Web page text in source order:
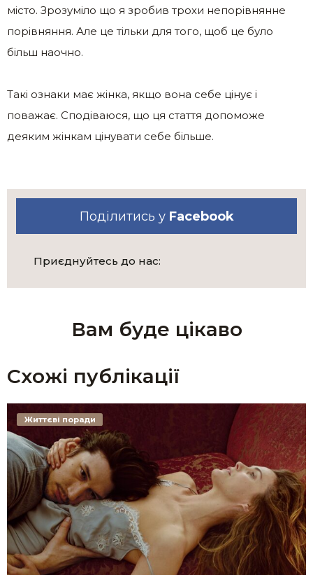
місто. Зрозуміло що я зробив трохи непорівнянне
порівняння. Але це тільки для того, щоб це було
більш наочно.
Такі ознаки має жінка, якщо вона себе цінує і
поважає. Сподіваюся, що ця стаття допоможе
деяким жінкам цінувати себе більше.
Поділитись у Facebook
Приєднуйтесь до нас:
Вам буде цікаво
Схожі публікації
Життєві поради